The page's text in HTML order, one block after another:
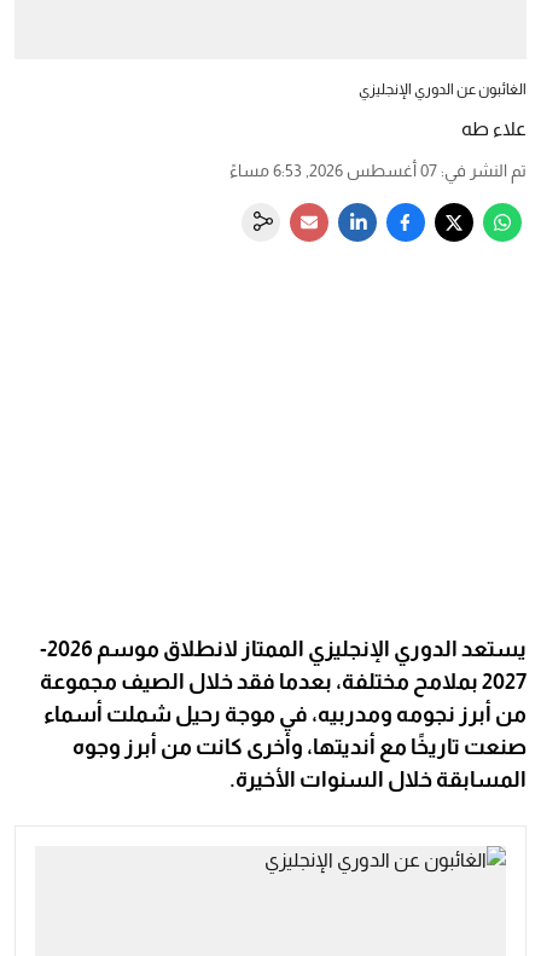
الغائبون عن الدوري الإنجليزي
علاء طه
تم النشر في: 07 أغسطس 2026, 6:53 مساءً
يستعد الدوري الإنجليزي الممتاز لانطلاق موسم 2026-
2027 بملامح مختلفة، بعدما فقد خلال الصيف مجموعة
من أبرز نجومه ومدربيه، في موجة رحيل شملت أسماء
صنعت تاريخًا مع أنديتها، وأخرى كانت من أبرز وجوه
المسابقة خلال السنوات الأخيرة.